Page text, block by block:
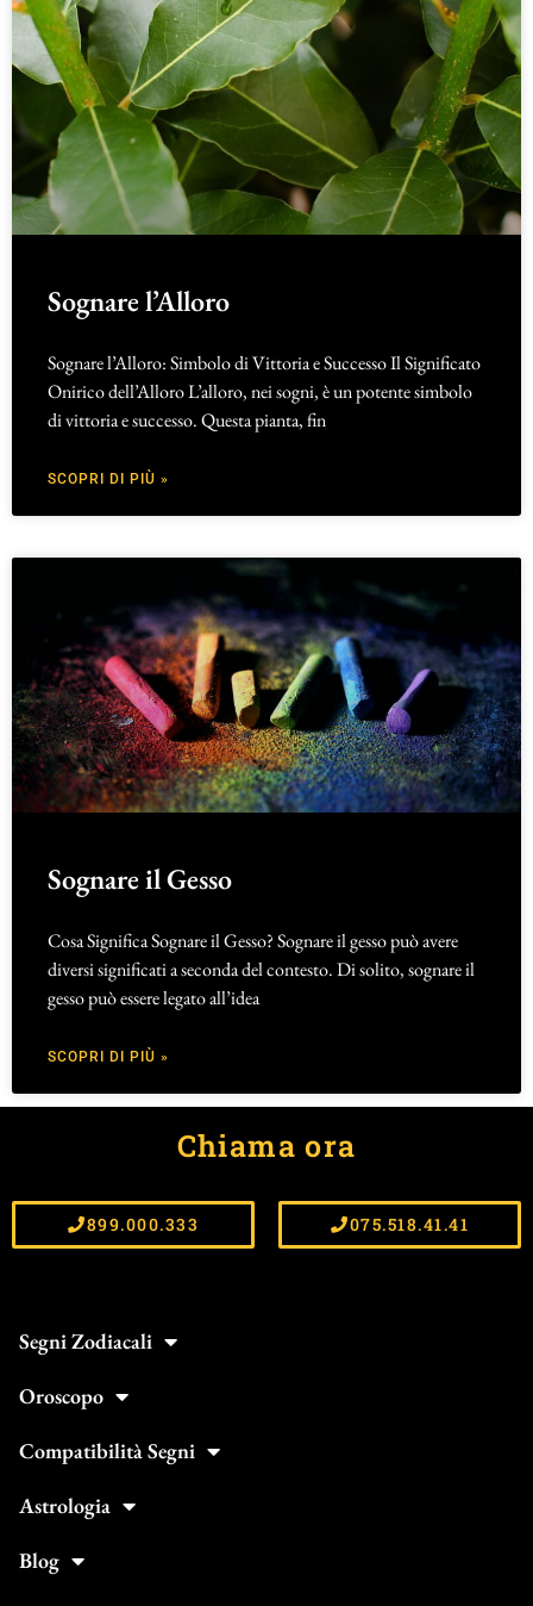
Sognare l’Alloro
Sognare l’Alloro: Simbolo di Vittoria e Successo Il Significato
Onirico dell’Alloro L’alloro, nei sogni, è un potente simbolo
di vittoria e successo. Questa pianta, fin
SCOPRI DI PIÙ »
Sognare il Gesso
Cosa Significa Sognare il Gesso? Sognare il gesso può avere
diversi significati a seconda del contesto. Di solito, sognare il
gesso può essere legato all’idea
SCOPRI DI PIÙ »
Chiama ora
899.000.333 075.518.41.41
Segni Zodiacali
Oroscopo
Compatibilità Segni
Astrologia
Blog